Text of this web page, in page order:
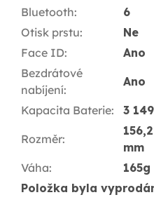
Bluetooth:
6
Otisk prstu:
Ne
Face ID:
Ano
Bezdrátové
nabíjení:
Ano
Kapacita Baterie: 3
Rozměr:
mm
Váha:
165g
Položka byla